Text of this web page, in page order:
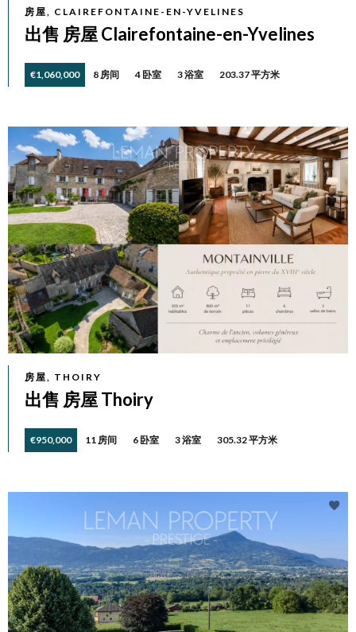
房屋, CLAIREFONTAINE-EN-YVELINES
出售 房屋 Clairefontaine-en-Yvelines
€1,060,000 8 房间 4 卧室 3 浴室 203.37 平方米
房屋, THOIRY
出售 房屋 Thoiry
€950,000 11 房间 6 卧室 3 浴室 305.32 平方米